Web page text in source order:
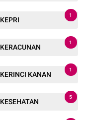
KEPRI
1
KERACUNAN
1
KERINCI KANAN
1
KESEHATAN
5